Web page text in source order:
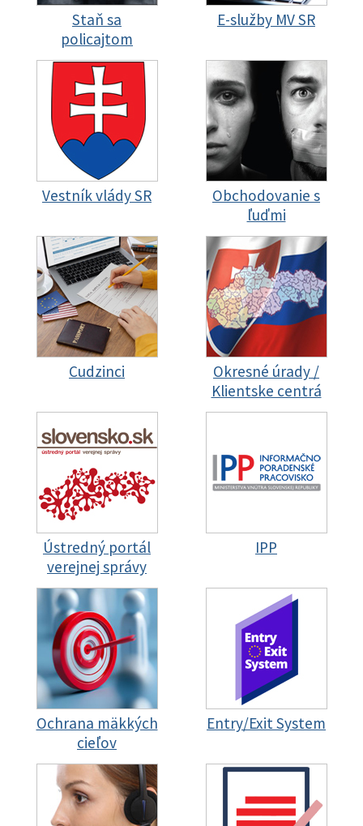
Staň sa
policajtom
E-služby MV SR
Vestník vlády SR
Obchodovanie s
ľuďmi
Cudzinci
Okresné úrady /
Klientske centrá
Ústredný portál
verejnej správy
IPP
Ochrana mäkkých
cieľov
Entry/Exit System